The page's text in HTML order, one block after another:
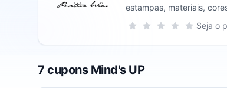
estampas, materiais,
os kits que a loja oferece
Sua nota para Mind's UP,
5 estrelas
4 estrelas
3 estrelas
2 estrelas
1 estrela Seja o
7 cupons Mind's UP